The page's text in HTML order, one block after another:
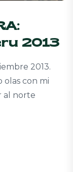
2013
2013.
con mi
al norte